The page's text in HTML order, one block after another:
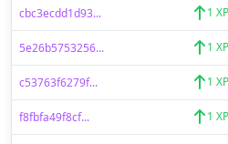
cbc3ecdd1d93... 1
5e26b5753256... 1
c53763f6279f... 1
f8fbfa49f8cf... 1